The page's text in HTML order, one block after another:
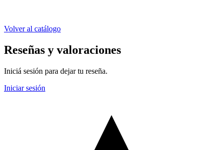
Volver al catálogo
Reseñas y valoraciones
Iniciá sesión para dejar tu reseña.
Iniciar sesión